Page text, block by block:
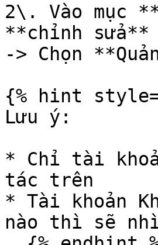
2\. Vào mục
**chỉnh sửa**
-> Chọn
{% hint
Lưu ý:
* Chỉ tài
tác trên
* Tài khoản
nào thì sẽ